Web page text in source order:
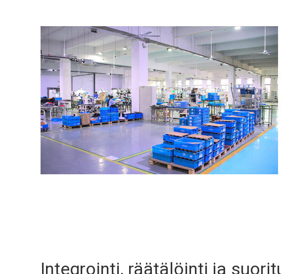
Integrointi, räätälöinti ja